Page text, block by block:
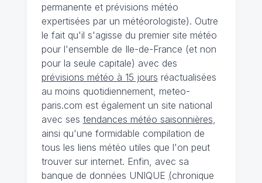
permanente et prévisions météo
expertisées par un météorologiste). Outre
le fait qu'il s'agisse du premier site météo
pour l'ensemble de Ile-de-France (et non
pour la seule capitale) avec des
prévisions météo à 15 jours réactualisées
au moins quotidiennement, meteo-
paris.com est également un site national
avec ses tendances météo saisonnières,
ainsi qu'une formidable compilation de
tous les liens météo utiles que l'on peut
trouver sur internet. Enfin, avec sa
banque de données UNIQUE (chronique